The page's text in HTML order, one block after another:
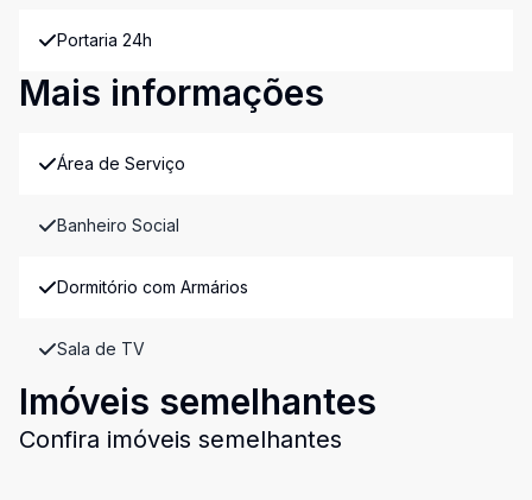
Portaria 24h
Mais informações
Área de Serviço
Banheiro Social
Dormitório com Armários
Sala de TV
Imóveis semelhantes
Confira imóveis semelhantes